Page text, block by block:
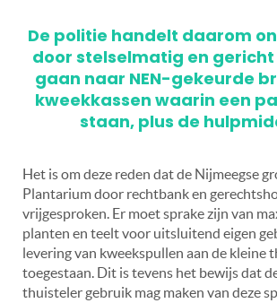
De politie handelt daarom
door stelselmatig en
gaan naar NEN-gekeurde
kweekkassen waarin een
staan, plus de
Het is om deze reden dat de Nijmeegse
Plantarium door rechtbank en
vrijgesproken. Er moet sprake zijn van
planten en teelt voor uitsluitend eigen
levering van kweekspullen aan de kleine
toegestaan. Dit is tevens het bewijs dat
thuisteler gebruik mag maken van deze